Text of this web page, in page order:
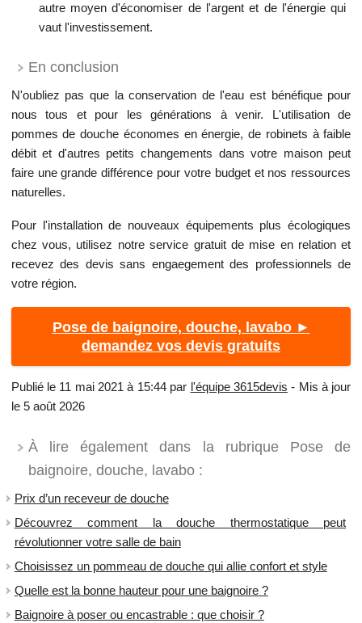
autre moyen d'économiser de l'argent et de l'énergie qui
vaut l'investissement.
En conclusion
N'oubliez pas que la conservation de l'eau est bénéfique pour
nous tous et pour les générations à venir. L'utilisation de
pommes de douche économes en énergie, de robinets à faible
débit et d'autres petits changements dans votre maison peut
faire une grande différence pour votre budget et nos ressources
naturelles.
Pour l'installation de nouveaux équipements plus écologiques
chez vous, utilisez notre service gratuit de mise en relation et
recevez des devis sans engaegement des professionnels de
votre région.
Pose de baignoire, douche, lavabo ►
demandez vos devis gratuits
Publié le 11 mai 2021 à 15:44 par l'équipe 3615devis - Mis à jour
le 5 août 2026
À lire également dans la rubrique Pose de
baignoire, douche, lavabo :
Prix d’un receveur de douche
​Découvrez comment la douche thermostatique peut
révolutionner votre salle de bain
Choisissez un pommeau de douche qui allie confort et style
Quelle est la bonne hauteur pour une baignoire ?
Baignoire à poser ou encastrable : que choisir ?